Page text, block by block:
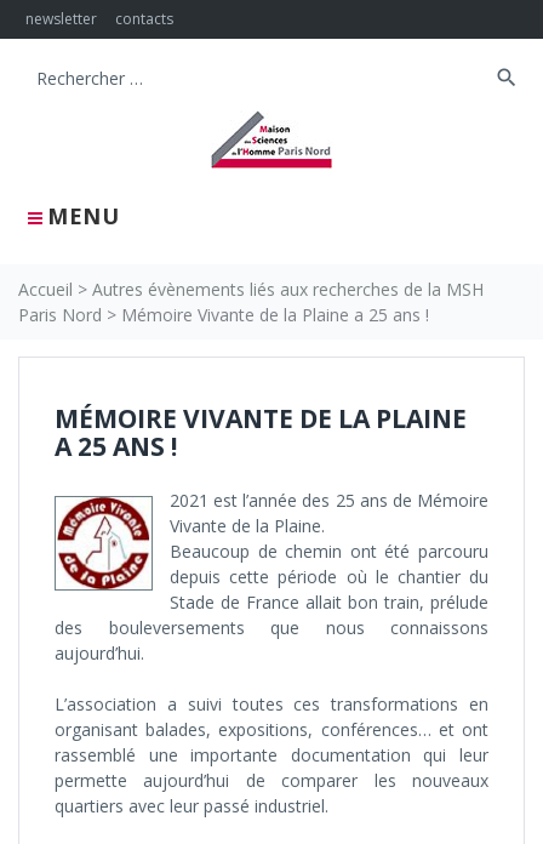
Skip
to
newsletter contacts
MENU
Search
search
Accueil > Autres évènements liés aux recherches de la MSH
Paris Nord > Mémoire Vivante de la Plaine a 25 ans !
MÉMOIRE VIVANTE DE LA PLAINE
A 25 ANS !
2021 est l’année des 25 ans de Mémoire
Vivante de la Plaine.
Beaucoup de chemin ont été parcouru
depuis cette période où le chantier du
Stade de France allait bon train, prélude
des bouleversements que nous connaissons
aujourd’hui.
L’association a suivi toutes ces transformations en
organisant balades, expositions, conférences… et ont
rassemblé une importante documentation qui leur
permette aujourd’hui de comparer les nouveaux
quartiers avec leur passé industriel.